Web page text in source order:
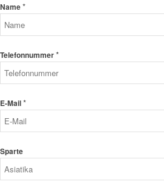
Name*
Telefonnummer*
E-Mail*
Sparte